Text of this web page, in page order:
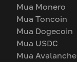
Mua Monero
Mua Toncoin
Mua Dogecoin
Mua USDC
Mua Avalanche